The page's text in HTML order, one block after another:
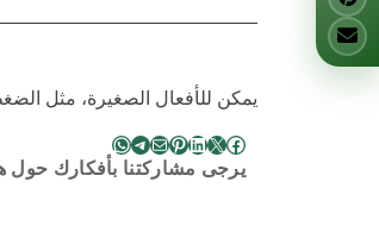
يمكن للأفعال الصغيرة، مثل
Facebook
X
LinkedIn
Pinterest
Mail
Telegram
WhatsApp
يرجى مشاركتنا بأفكارك حول